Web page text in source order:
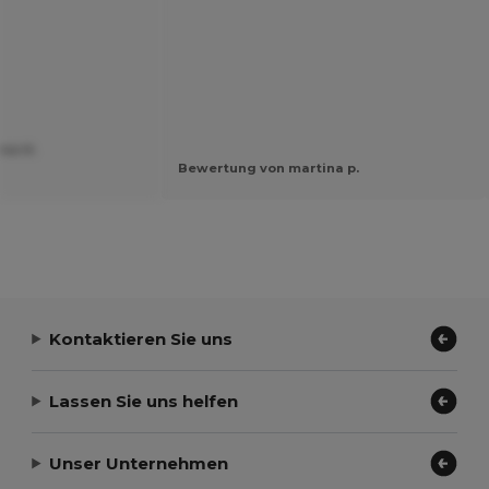
Bewertung von martina p.
Kontaktieren Sie uns
Lassen Sie uns helfen
Unser Unternehmen